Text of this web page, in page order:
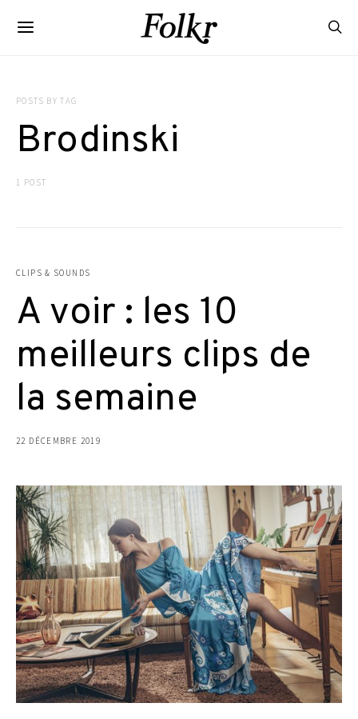
POSTS BY TAG
Brodinski
1 POST
CLIPS & SOUNDS
A voir : les 10
meilleurs clips de
la semaine
22 DÉCEMBRE 2019